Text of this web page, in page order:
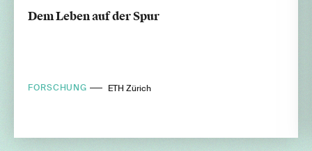
Dem Leben auf der Spur
FORSCHUNG ETH Zürich